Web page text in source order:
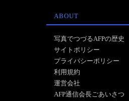
ABOUT
写真でつづるAFPの歴史
サイトポリシー
プライバシーポリシー
利用規約
運営会社
AFP通信会長ごあいさつ